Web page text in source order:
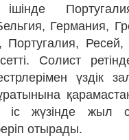
Германия,
Солист
үздік
жүзінде жыл
отырады.